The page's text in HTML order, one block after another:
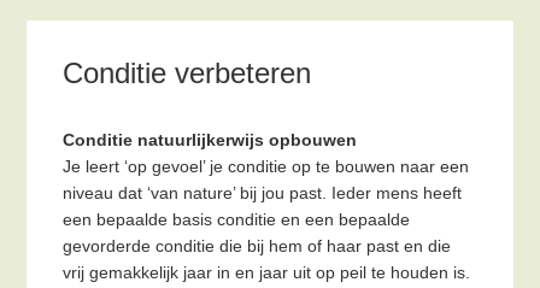
Conditie verbeteren
Conditie natuurlijkerwijs opbouwen
Je leert ‘op gevoel’ je conditie op te bouwen naar een
niveau dat ‘van nature’ bij jou past. Ieder mens heeft
een bepaalde basis conditie en een bepaalde
gevorderde conditie die bij hem of haar past en die
vrij gemakkelijk jaar in en jaar uit op peil te houden is.